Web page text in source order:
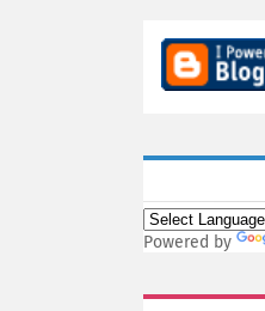
Powered by